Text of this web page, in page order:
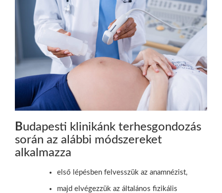
Budapesti klinikánk terhesgondozás
során az alábbi módszereket
alkalmazza
első lépésben felvesszük az anamnézist,
majd elvégezzük az általános fizikális